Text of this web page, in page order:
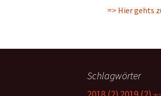
=> Hier gehts
Schlagwörter